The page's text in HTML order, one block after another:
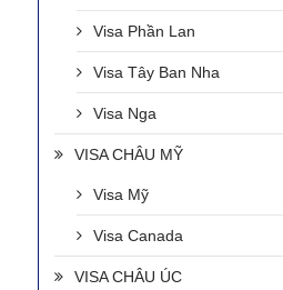
Visa Phần Lan
Visa Tây Ban Nha
Visa Nga
VISA CHÂU MỸ
Visa Mỹ
Visa Canada
VISA CHÂU ÚC